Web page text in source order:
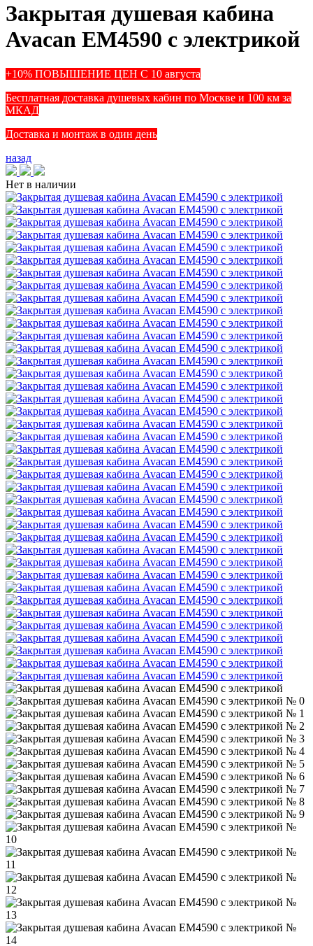
Закрытая душевая кабина
Avacan EM4590 с электрикой
+10% ПОВЫШЕНИЕ ЦЕН С 10 августа
Бесплатная доставка душевых кабин по Москве и 100 км за
МКАД
Доставка и монтаж в один день
назад
Нет в наличии